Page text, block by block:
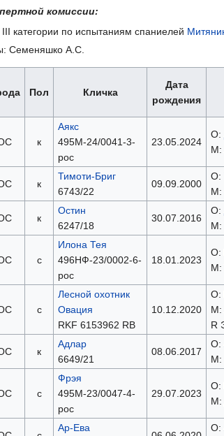
комиссии:
III категории по испытаниям спаниелей
Семеняшко А.С.
Пол Кличка
Дата
рождения
к
Аякс
495М-24/0041-3-
рос
23.05.2024
О:
М:
к
Тимоти-Бриг
6743/22
09.09.2000
О:
М:
к
Остин
6247/18
30.07.2016
О:
М:
с
Илона Тея
496НФ-23/0002-6-
рос
18.01.2023
О:
М:
с
Лесной охотник
Овация
RKF 6153962 RB
10.12.2020
О:
М:
R
к
Адлар
6649/21
08.06.2017
О:
М:
с
Фрэя
495М-23/0047-4-
рос
29.07.2023
О:
М:
Ар-Ева О: